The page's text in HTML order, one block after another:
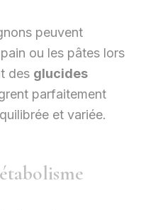
peuvent
ou les pâtes lors
des glucides
parfaitement
et variée.